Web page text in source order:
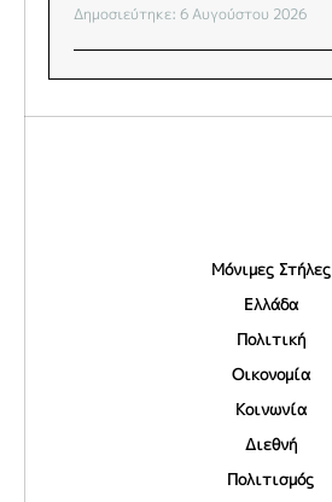
Δημοσιεύτηκε: 6 Αυγούστου 2026
Μόνιμες Στήλες
Ελλάδα
Πολιτική
Οικονομία
Κοινωνία
Διεθνή
Πολιτισμός